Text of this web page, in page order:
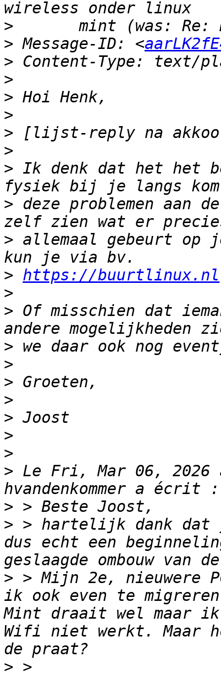
>
> Message-ID: <
>
>
>
>
>
>
> Ik denk dat het het
> deze problemen aan
> allemaal gebeurt op
> https://buurtlinux.nl
>
> Of misschien dat
>
>
>
>
>
>
>
> Le Fri, Mar 06, 2026
>
> > hartelijk dank dat
dus echt een
> > Mijn 2e, nieuwere
ik ook even te
Mint draait wel maar
Wifi niet werkt. Maar
>